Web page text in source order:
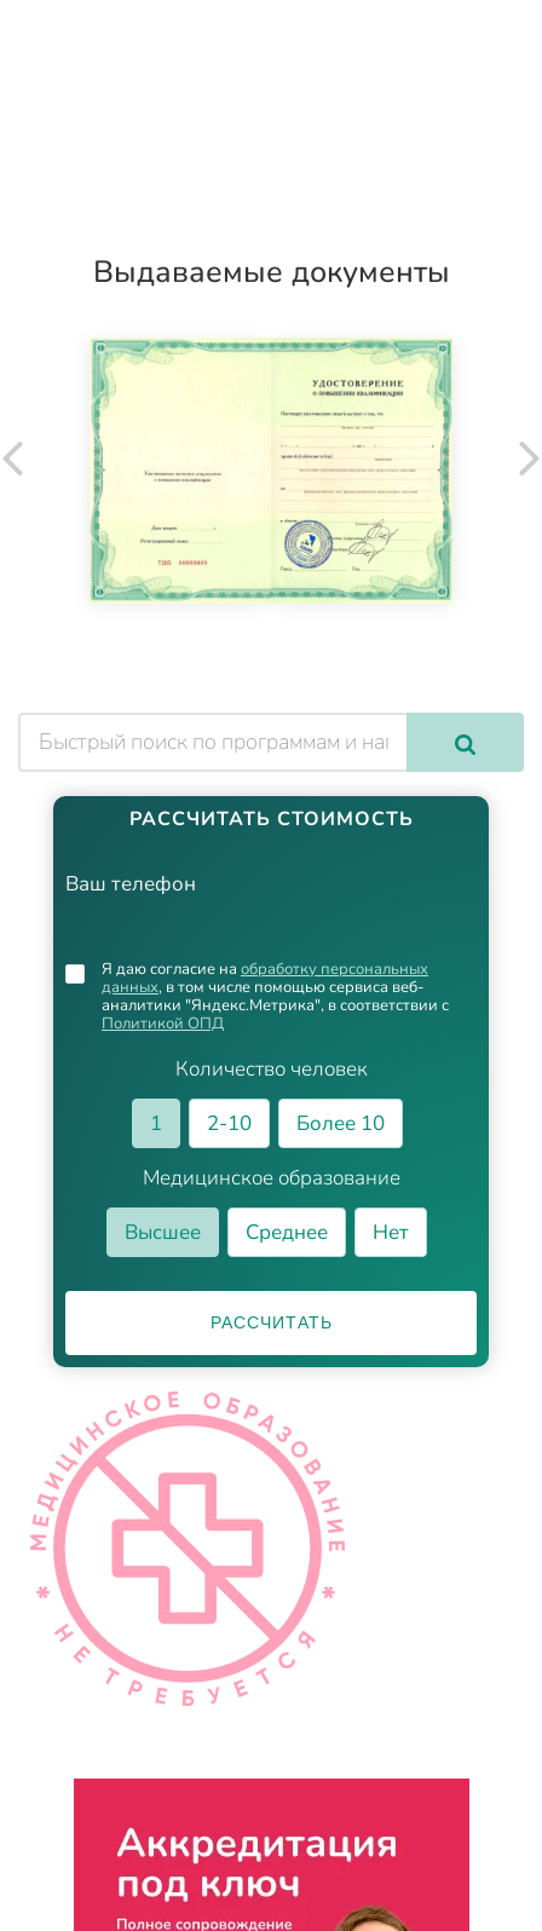
Выдаваемые документы
РАССЧИТАТЬ СТОИМОСТЬ
Ваш телефон
Количество человек
1
2-10
Более 10
Медицинское образование
Высшее
Среднее Нет
Я даю согласие на обработку персональных
данных, в том числе помощью сервиса веб-
аналитики "Яндекс.Метрика", в соответствии с
Политикой ОПД
РАССЧИТАТЬ